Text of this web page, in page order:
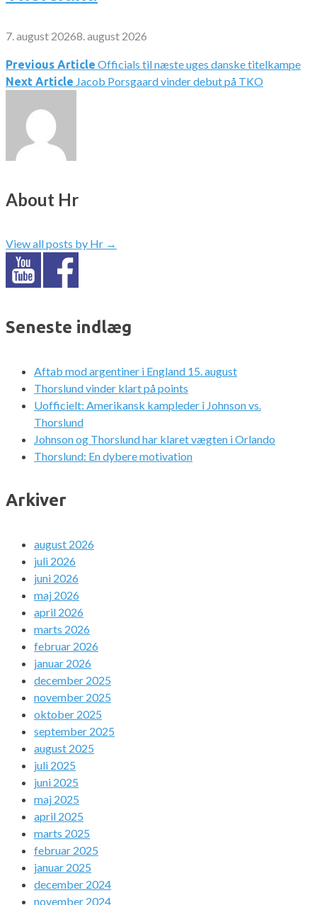
7. august 20268. august 2026
Indlægsnavigation
Previous Article Officials til næste uges danske titelkampe
Next Article Jacob Porsgaard vinder debut på TKO
About Hr
View all posts by Hr →
Seneste indlæg
Aftab mod argentiner i England 15. august
Thorslund vinder klart på points
Uofficielt: Amerikansk kampleder i Johnson vs.
Thorslund
Johnson og Thorslund har klaret vægten i Orlando
Thorslund: En dybere motivation
Arkiver
august 2026
juli 2026
juni 2026
maj 2026
april 2026
marts 2026
februar 2026
januar 2026
december 2025
november 2025
oktober 2025
september 2025
august 2025
juli 2025
juni 2025
maj 2025
april 2025
marts 2025
februar 2025
januar 2025
december 2024
november 2024